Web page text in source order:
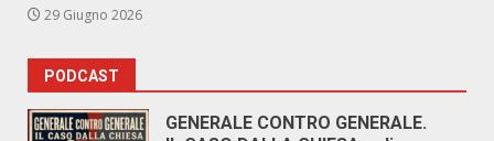
29 Giugno 2026
PODCAST
GENERALE CONTRO GENERALE.